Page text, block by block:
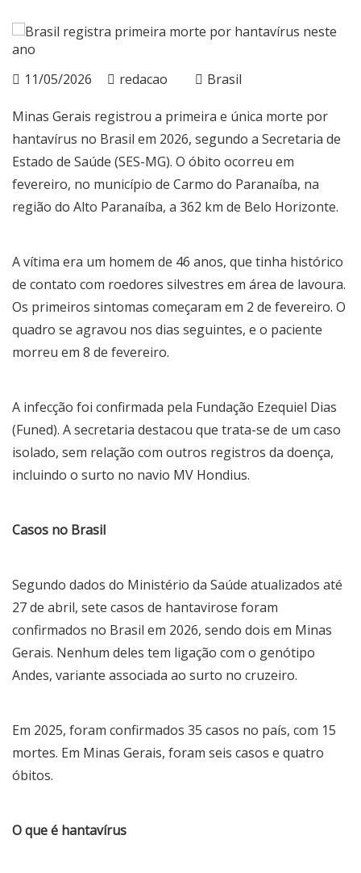
11/05/2026 redacao Brasil
Minas Gerais registrou a primeira e única morte por
hantavírus no Brasil em 2026, segundo a Secretaria de
Estado de Saúde (SES-MG). O óbito ocorreu em
fevereiro, no município de Carmo do Paranaíba, na
região do Alto Paranaíba, a 362 km de Belo Horizonte.
A vítima era um homem de 46 anos, que tinha histórico
de contato com roedores silvestres em área de lavoura.
Os primeiros sintomas começaram em 2 de fevereiro. O
quadro se agravou nos dias seguintes, e o paciente
morreu em 8 de fevereiro.
A infecção foi confirmada pela Fundação Ezequiel Dias
(Funed). A secretaria destacou que trata-se de um caso
isolado, sem relação com outros registros da doença,
incluindo o surto no navio MV Hondius.
Casos no Brasil
Segundo dados do Ministério da Saúde atualizados até
27 de abril, sete casos de hantavirose foram
confirmados no Brasil em 2026, sendo dois em Minas
Gerais. Nenhum deles tem ligação com o genótipo
Andes, variante associada ao surto no cruzeiro.
Em 2025, foram confirmados 35 casos no país, com 15
mortes. Em Minas Gerais, foram seis casos e quatro
óbitos.
O que é hantavírus